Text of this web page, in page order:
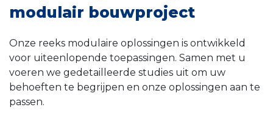
modulair bouwproject
Onze reeks modulaire oplossingen is ontwikkeld
voor uiteenlopende toepassingen. Samen met u
voeren we gedetailleerde studies uit om uw
behoeften te begrijpen en onze oplossingen aan te
passen.